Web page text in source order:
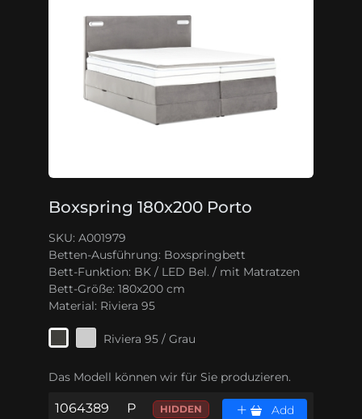
Boxspring 180x200 Porto
SKU: A001979
Betten-Ausführung: Boxspringbett
Bett-Funktion: BK / LED Bel. / mit Matratzen
Bett-Größe: 180x200 cm
Material: Riviera 95
Riviera 95 / Grau
Das Modell können wir für Sie produzieren.
1064389 P HIDDEN Add